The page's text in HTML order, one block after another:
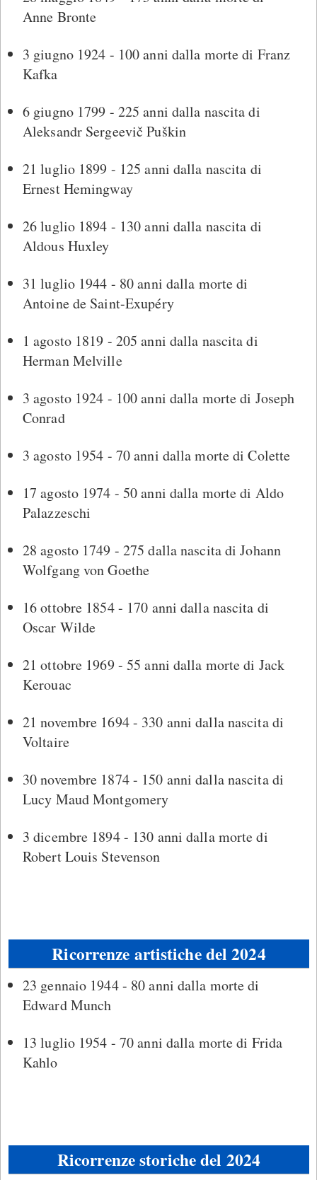
Anne Bronte
3 giugno 1924 - 100 anni dalla morte di Franz
Kafka
6 giugno 1799 - 225 anni dalla nascita di
Aleksandr Sergeevič Puškin
21 luglio 1899 - 125 anni dalla nascita di
Ernest Hemingway
26 luglio 1894 - 130 anni dalla nascita di
Aldous Huxley
31 luglio 1944 - 80 anni dalla morte di
Antoine de Saint-Exupéry
1 agosto 1819 - 205 anni dalla nascita di
Herman Melville
3 agosto 1924 - 100 anni dalla morte di Joseph
Conrad
3 agosto 1954 - 70 anni dalla morte di Colette
17 agosto 1974 - 50 anni dalla morte di Aldo
Palazzeschi
28 agosto 1749 - 275 dalla nascita di Johann
Wolfgang von Goethe
16 ottobre 1854 - 170 anni dalla nascita di
Oscar Wilde
21 ottobre 1969 - 55 anni dalla morte di Jack
Kerouac
21 novembre 1694 - 330 anni dalla nascita di
Voltaire
30 novembre 1874 - 150 anni dalla nascita di
Lucy Maud Montgomery
3 dicembre 1894 - 130 anni dalla morte di
Robert Louis Stevenson
Ricorrenze artistiche del 2024
23 gennaio 1944 - 80 anni dalla morte di
Edward Munch
13 luglio 1954 - 70 anni dalla morte di Frida
Kahlo
Ricorrenze storiche del 2024